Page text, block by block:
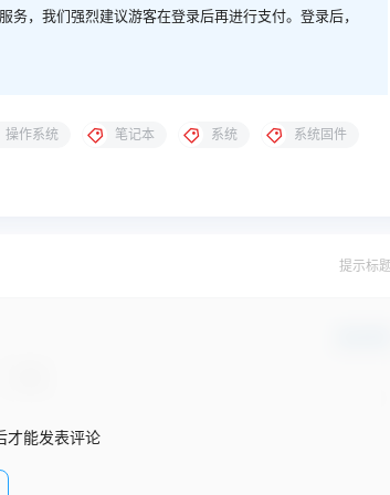
，我们强烈建议游客在登录后再进行支付。登录后，
操作系统 笔记本 系统 系统固件
提示标
才能发表评论